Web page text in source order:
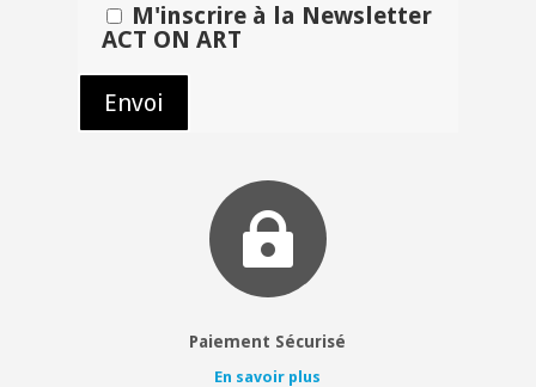
M'inscrire à la Newsletter
ACT ON ART

Paiement Sécurisé
En savoir plus